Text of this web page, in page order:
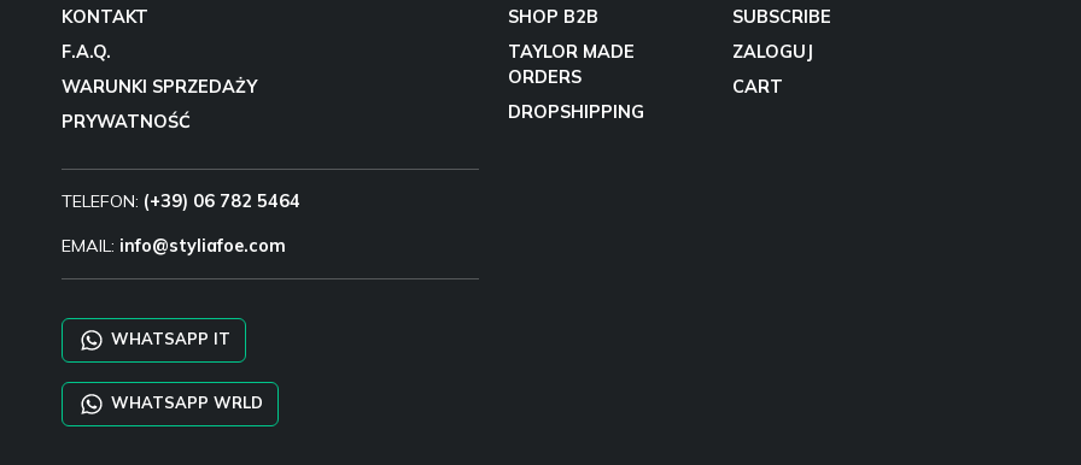
KONTAKT
F.A.Q.
WARUNKI SPRZEDAŻY
PRYWATNOŚĆ
TELEFON: (+39) 06 782 5464
EMAIL: info@styliafoe.com
WHATSAPP IT
WHATSAPP WRLD
SHOP B2B
TAYLOR MADE
ORDERS
DROPSHIPPING
SUBSCRIBE
ZALOGUJ
CART